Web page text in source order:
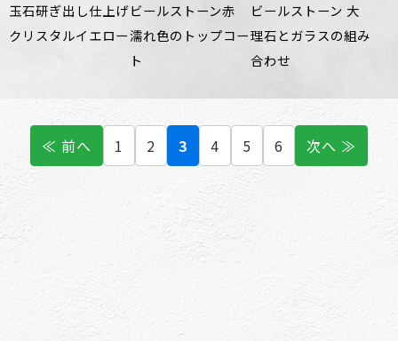
玉石研ぎ出し仕上げ
クリスタルイエロー
ビールストーン赤
濡れ色のトップコー
ト
ビールストーン 大
理石とガラスの組み
合わせ
≪ 前へ 1 2 3 4 5 6 次へ ≫